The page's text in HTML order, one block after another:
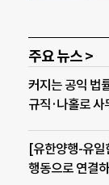
주요 뉴스 >
커지는 공익 법
규직·나홀로 사
[유한양행-유일
행동으로 연결